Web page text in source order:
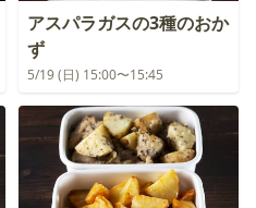
アスパラガスの3種のおか
ず
5/19 (日) 15:00〜15:45